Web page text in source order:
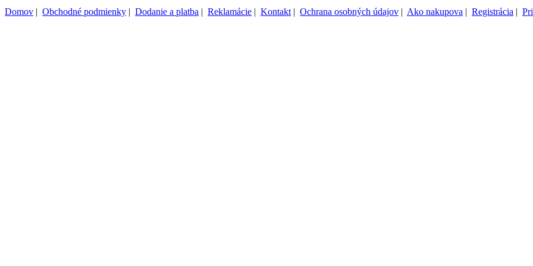
Domov | Obchodné podmienky | Dodanie a platba | Reklamácie | Kontakt | Ochrana osobných údajov | Ako nakupova | Registrácia |